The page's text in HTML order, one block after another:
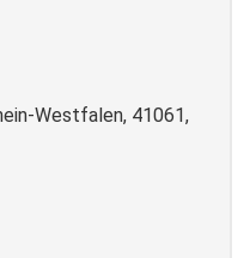
Westfalen, 41061,